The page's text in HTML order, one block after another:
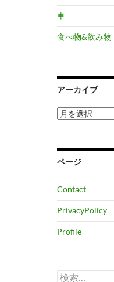
車
食べ物&飲み物
アーカイブ
ア
ー
ブ
ページ
Contact
PrivacyPolicy
Profile
検